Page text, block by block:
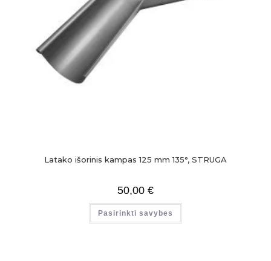
Latako išorinis kampas 125 mm 135°, STRUGA
50,00 €
Pasirinkti savybes